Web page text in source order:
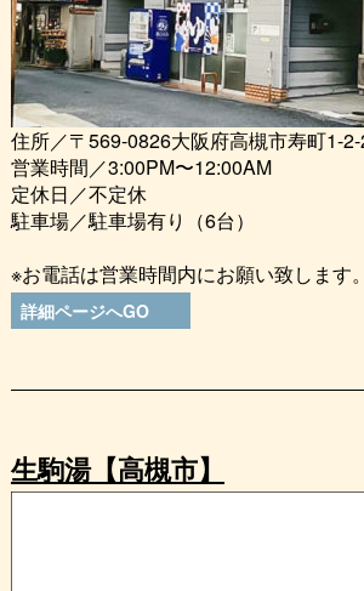
住所／〒569-0826大阪府高槻市寿町1-
営業時間／3:00PM〜12:00AM
定休日／不定休
駐車場／駐車場有り（6台）
※お電話は営業時間内にお願い致します。
詳細ページへGO
生駒湯【高槻市】